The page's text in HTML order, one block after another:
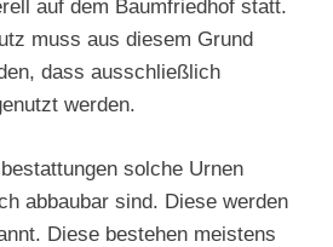
auf dem Baumfriedhof statt.
muss aus diesem Grund
dass ausschließlich
werden.
solche Urnen
abbaubar sind. Diese werden
Diese bestehen meistens